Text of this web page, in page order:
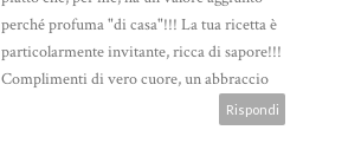
perché profuma "di casa"!!! La tua ricetta è
particolarmente invitante, ricca di sapore!!!
Complimenti di vero cuore, un abbraccio
Rispondi